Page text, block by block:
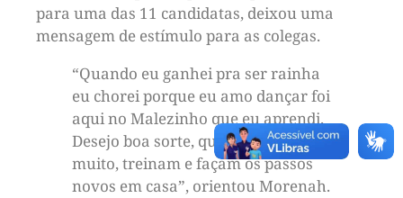
para uma das 11 candidatas, deixou uma
mensagem de estímulo para as colegas.
“Quando eu ganhei pra ser rainha
eu chorei porque eu amo dançar foi
aqui no Malezinho que eu aprendi.
Desejo boa sorte, que dediquem
muito, treinam e façam os passos
novos em casa”, orientou Morenah.